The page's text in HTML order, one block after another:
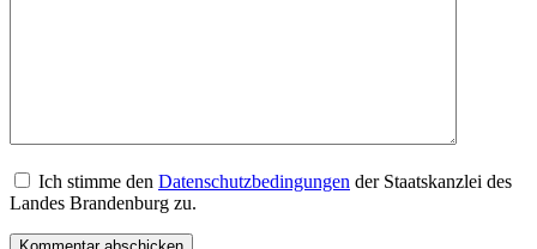
Ich stimme den Datenschutzbedingungen der Staatskanzlei des
Landes Brandenburg zu.